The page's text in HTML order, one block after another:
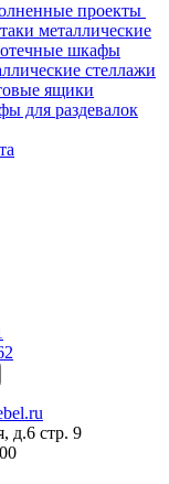
проекты
металлические
шкафы
стеллажи
ящики
для раздевалок
д.6 стр. 9